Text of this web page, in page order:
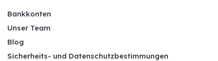
Bankkonten
Unser Team
Blog
Sicherheits- und Datenschutzbestimmungen